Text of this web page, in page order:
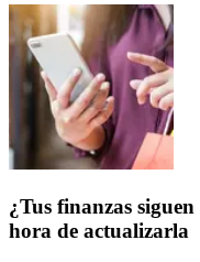
¿Tus finanzas
hora de actualizarla